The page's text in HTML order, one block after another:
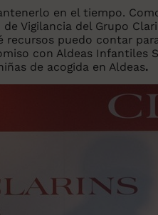
en el tiempo.
Vigilancia del Grupo
recursos puedo contar
con Aldeas
de acogida en Aldeas.